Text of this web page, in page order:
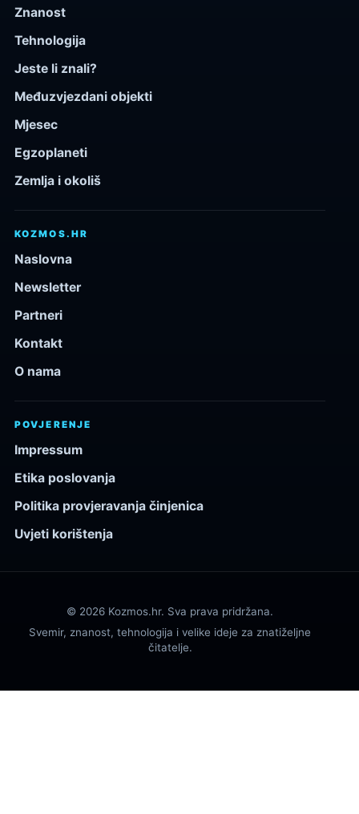
Znanost
Tehnologija
Jeste li znali?
Međuzvjezdani objekti
Mjesec
Egzoplaneti
Zemlja i okoliš
KOZMOS.HR
Naslovna
Newsletter
Partneri
Kontakt
O nama
POVJERENJE
Impressum
Etika poslovanja
Politika provjeravanja činjenica
Uvjeti korištenja
© 2026 Kozmos.hr. Sva prava pridržana.
Svemir, znanost, tehnologija i velike ideje za znatiželjne
čitatelje.